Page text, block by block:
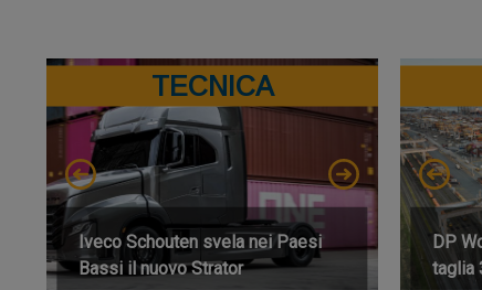
TECNICA
Iveco Schouten svela nei Paesi
Bassi il nuovo Strator
DP
taglia